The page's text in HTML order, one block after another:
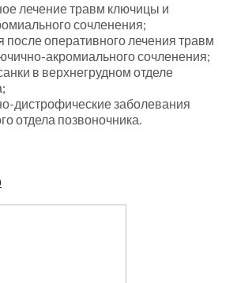
лечение травм ключицы и
сочленения;
после оперативного лечения травм
акромиального сочленения;
в верхнегрудном отделе
дистрофические заболевания
отдела позвоночника.